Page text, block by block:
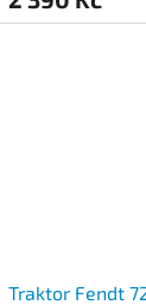
Traktor Fendt